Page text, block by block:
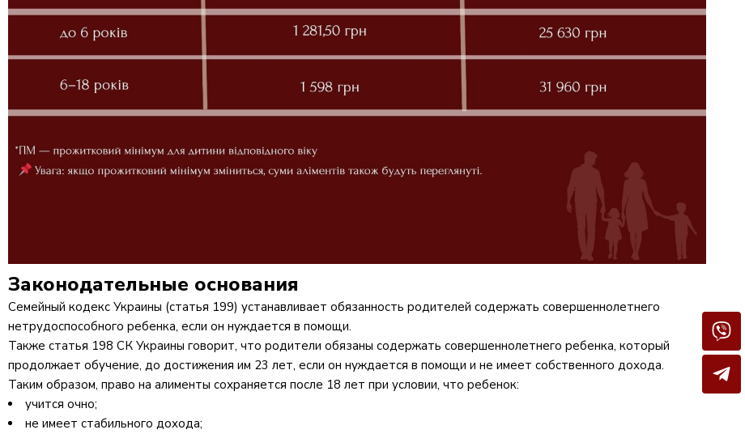
Законодательные основания
Семейный кодекс Украины (статья 199) устанавливает обязанность родителей содержать совершеннолетнего
нетрудоспособного ребенка, если он нуждается в помощи.
Также статья 198 СК Украины говорит, что родители обязаны содержать совершеннолетнего ребенка, который
продолжает обучение, до достижения им 23 лет, если он нуждается в помощи и не имеет собственного дохода.
Таким образом, право на алименты сохраняется после 18 лет при условии, что ребенок:
учится очно;
не имеет стабильного дохода;